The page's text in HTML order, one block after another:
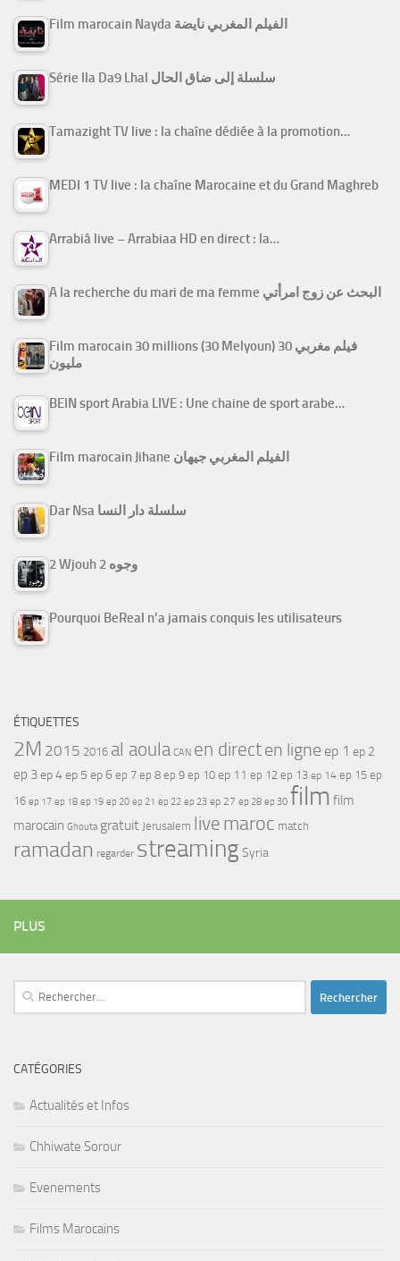
Film marocain Nayda الفيلم المغربي نايضة
Série Ila Da9 Lhal سلسلة إلى ضاق الحال
Tamazight TV live : la chaîne dédiée à la promotion…
MEDI 1 TV live : la chaîne Marocaine et du Grand Maghreb
Arrabiâ live – Arrabiaa HD en direct : la…
A la recherche du mari de ma femme البحث عن زوج امرأتي
Film marocain 30 millions (30 Melyoun) فيلم مغربي 30
مليون
BEIN sport Arabia LIVE : Une chaine de sport arabe…
Film marocain Jihane الفيلم المغربي جيهان
Dar Nsa سلسلة دار النسا
2 Wjouh 2 وجوه
Pourquoi BeReal n’a jamais conquis les utilisateurs
ÉTIQUETTES
2M 2015 2016 al aoula CAN en directen ligne ep 1 ep 2
ep 3ep 4ep 5 ep 6 ep 7 ep 8 ep 9 ep 10 ep 11 ep 12 ep 13 ep 14 ep 15 ep
16 ep 17 ep 18 ep 19 ep 20 ep 21 ep 22 ep 23 ep 27 ep 28 ep 30 film film
marocain Ghouta gratuit Jerusalem live maroc match
ramadan regarder streamingSyria
PLUS
Rechercher :
CATÉGORIES
Actualités et Infos
Chhiwate Sorour
Evenements
Films Marocains